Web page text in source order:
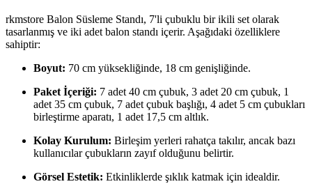
rkmstore Balon Süsleme Standı, 7'li çubuklu bir ikili set olarak
tasarlanmış ve iki adet balon standı içerir. Aşağıdaki özelliklere
sahiptir:
Boyut: 70 cm yüksekliğinde, 18 cm genişliğinde.
Paket İçeriği: 7 adet 40 cm çubuk, 3 adet 20 cm çubuk, 1
adet 35 cm çubuk, 7 adet çubuk başlığı, 4 adet 5 cm çubukları
birleştirme aparatı, 1 adet 17,5 cm altlık.
Kolay Kurulum: Birleşim yerleri rahatça takılır, ancak bazı
kullanıcılar çubukların zayıf olduğunu belirtir.
Görsel Estetik: Etkinliklerde şıklık katmak için idealdir.